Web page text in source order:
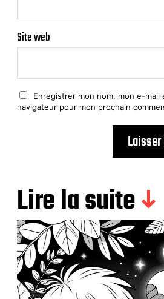
Site web
Enregistrer mon nom, mon e-mail
navigateur pour mon prochain
Lire la suite